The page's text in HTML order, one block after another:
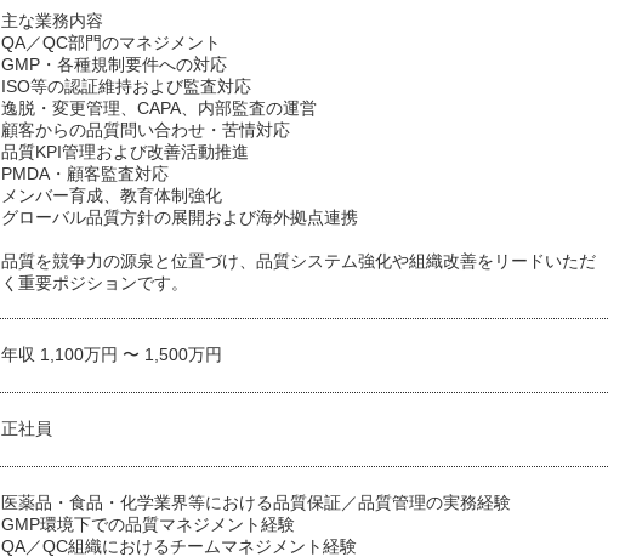
主な業務内容
QA／QC部門のマネジメント
GMP・各種規制要件への対応
ISO等の認証維持および監査対応
逸脱・変更管理、CAPA、内部監査の運営
顧客からの品質問い合わせ・苦情対応
品質KPI管理および改善活動推進
PMDA・顧客監査対応
メンバー育成、教育体制強化
グローバル品質方針の展開および海外拠点連携
品質を競争力の源泉と位置づけ、品質システム強化や組織改善をリードいただ
く重要ポジションです。
年収 1,100万円 〜 1,500万円
正社員
医薬品・食品・化学業界等における品質保証／品質管理の実務経験
GMP環境下での品質マネジメント経験
QA／QC組織におけるチームマネジメント経験